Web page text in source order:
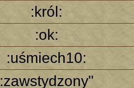
:król:
:ok:
:uśmiech10:
:zawstydzony"